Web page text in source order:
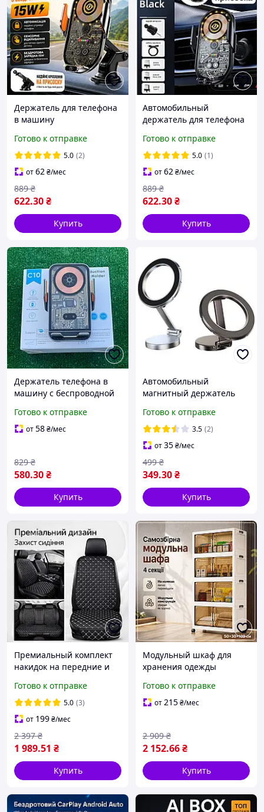
Держатель для телефона
в машину
автодержатель телефона
в авто подставка для
айфона крепления в
салон
Готово к отправке
5.0 (2)
от62₴/мес
622.30₴
889 ₴
Купить
Автомобильный
держатель для телефона
15W
Готово к отправке
5.0 (1)
от62₴/мес
622.30₴
889 ₴
Купить
Держатель телефона в
машину с беспроводной
автомобильный
держатель телефона с
Готово к отправке
от58₴/мес
580.30₴
829 ₴
Купить
Автомобильный
магнитный держатель
авто, магнитный
держатель для телефона
Готово к отправке
3.5 (2)
от35₴/мес
349.30₴
499 ₴
Купить
Премиальный комплект
накидок на передние и
автомобиля со спинками
накидки универсальные
черные с белой ошивкой
Готово к отправке
5.0 (3)
от 199₴/мес
1 989.51 ₴
2 397 ₴
Купить
Модульный шкаф для
хранения одежды
пластиковый шкафчик
разборной детский на
Готово к отправке
от215₴/мес
2 152.66₴
2 909 ₴
Купить